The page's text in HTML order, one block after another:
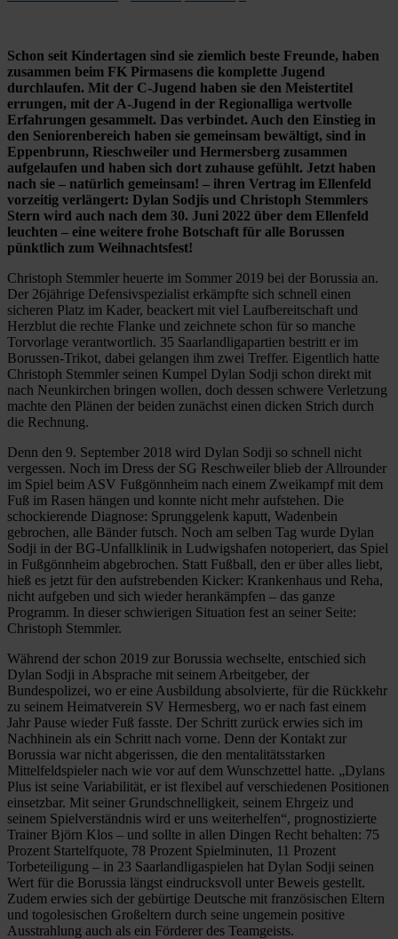
Schon seit Kindertagen sind sie ziemlich beste Freunde, haben
zusammen beim FK Pirmasens die komplette Jugend
durchlaufen. Mit der C-Jugend haben sie den Meistertitel
errungen, mit der A-Jugend in der Regionalliga wertvolle
Erfahrungen gesammelt. Das verbindet. Auch den Einstieg in
den Seniorenbereich haben sie gemeinsam bewältigt, sind in
Eppenbrunn, Rieschweiler und Hermersberg zusammen
aufgelaufen und haben sich dort zuhause gefühlt. Jetzt haben
nach sie – natürlich gemeinsam! – ihren Vertrag im Ellenfeld
vorzeitig verlängert: Dylan Sodjis und Christoph Stemmlers
Stern wird auch nach dem 30. Juni 2022 über dem Ellenfeld
leuchten – eine weitere frohe Botschaft für alle Borussen
pünktlich zum Weihnachtsfest!
Christoph Stemmler heuerte im Sommer 2019 bei der Borussia an.
Der 26jährige Defensivspezialist erkämpfte sich schnell einen
sicheren Platz im Kader, beackert mit viel Laufbereitschaft und
Herzblut die rechte Flanke und zeichnete schon für so manche
Torvorlage verantwortlich. 35 Saarlandligapartien bestritt er im
Borussen-Trikot, dabei gelangen ihm zwei Treffer. Eigentlich hatte
Christoph Stemmler seinen Kumpel Dylan Sodji schon direkt mit
nach Neunkirchen bringen wollen, doch dessen schwere Verletzung
machte den Plänen der beiden zunächst einen dicken Strich durch
die Rechnung.
Denn den 9. September 2018 wird Dylan Sodji so schnell nicht
vergessen. Noch im Dress der SG Reschweiler blieb der Allrounder
im Spiel beim ASV Fußgönnheim nach einem Zweikampf mit dem
Fuß im Rasen hängen und konnte nicht mehr aufstehen. Die
schockierende Diagnose: Sprunggelenk kaputt, Wadenbein
gebrochen, alle Bänder futsch. Noch am selben Tag wurde Dylan
Sodji in der BG-Unfallklinik in Ludwigshafen notoperiert, das Spiel
in Fußgönnheim abgebrochen. Statt Fußball, den er über alles liebt,
hieß es jetzt für den aufstrebenden Kicker: Krankenhaus und Reha,
nicht aufgeben und sich wieder herankämpfen – das ganze
Programm. In dieser schwierigen Situation fest an seiner Seite:
Christoph Stemmler.
Während der schon 2019 zur Borussia wechselte, entschied sich
Dylan Sodji in Absprache mit seinem Arbeitgeber, der
Bundespolizei, wo er eine Ausbildung absolvierte, für die Rückkehr
zu seinem Heimatverein SV Hermesberg, wo er nach fast einem
Jahr Pause wieder Fuß fasste. Der Schritt zurück erwies sich im
Nachhinein als ein Schritt nach vorne. Denn der Kontakt zur
Borussia war nicht abgerissen, die den mentalitätsstarken
Mittelfeldspieler nach wie vor auf dem Wunschzettel hatte. „Dylans
Plus ist seine Variabilität, er ist flexibel auf verschiedenen Positionen
einsetzbar. Mit seiner Grundschnelligkeit, seinem Ehrgeiz und
seinem Spielverständnis wird er uns weiterhelfen“, prognostizierte
Trainer Björn Klos – und sollte in allen Dingen Recht behalten: 75
Prozent Startelfquote, 78 Prozent Spielminuten, 11 Prozent
Torbeteiligung – in 23 Saarlandligaspielen hat Dylan Sodji seinen
Wert für die Borussia längst eindrucksvoll unter Beweis gestellt.
Zudem erwies sich der gebürtige Deutsche mit französischen Eltern
und togolesischen Großeltern durch seine ungemein positive
Ausstrahlung auch als ein Förderer des Teamgeists.